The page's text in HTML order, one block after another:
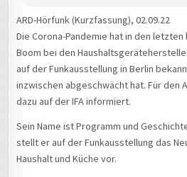
ARD-Hörfunk (Kurzfassung), 02.09.22
Die Corona-Pandemie hat in den
Boom bei den
auf der Funkausstellung in Berlin
inzwischen abgeschwächt hat. Für den
dazu auf der IFA informiert.
Sein Name ist Programm und
stellt er auf der Funkausstellung das
Haushalt und Küche vor.